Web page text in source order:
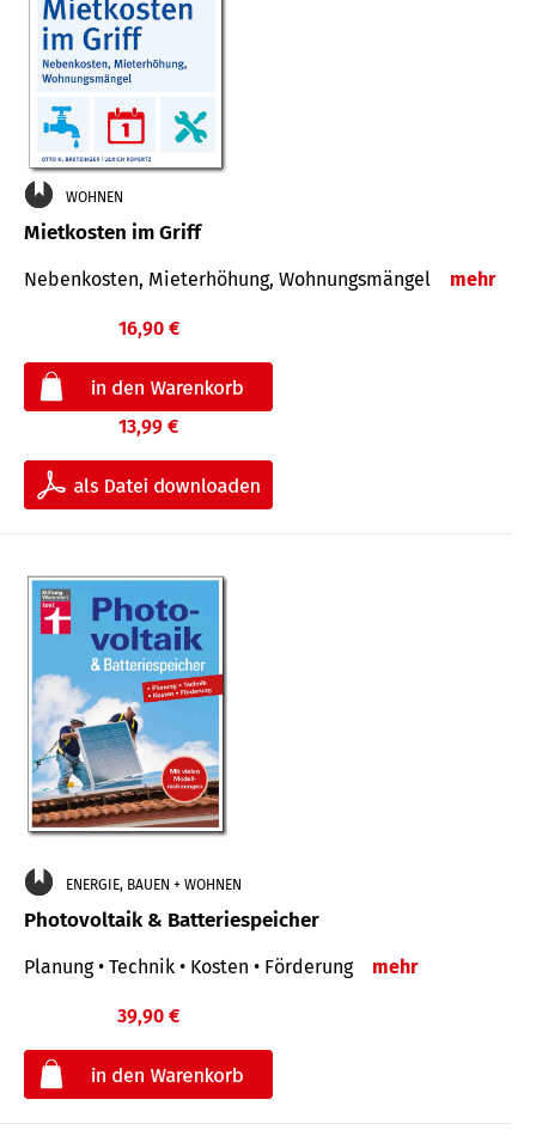
WOHNEN
Mietkosten im Griff
Nebenkosten, Mieterhöhung, Wohnungsmängel mehr
16,90 €
13,99 €
ENERGIE, BAUEN + WOHNEN
Photovoltaik & Batteriespeicher
Planung • Technik • Kosten • Förderung mehr
39,90 €